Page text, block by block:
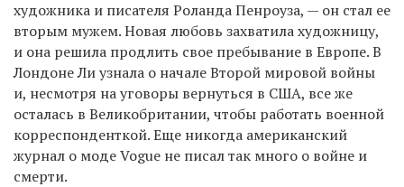
художника и писателя Роланда Пенроуза, — он стал ее
вторым мужем. Новая любовь захватила художницу,
и она решила продлить свое пребывание в Европе. В
Лондоне Ли узнала о начале Второй мировой войны
и, несмотря на уговоры вернуться в США, все же
осталась в Великобритании, чтобы работать военной
корреспонденткой. Еще никогда американский
журнал о моде Vogue не писал так много о войне и
смерти.